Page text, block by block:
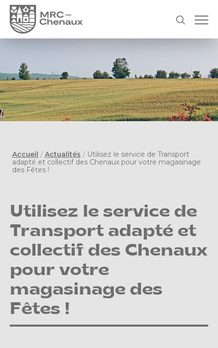
Accueil / Actualités / Utilisez le service de Transport
adapté et collectif des Chenaux pour votre magasinage
des Fêtes !
Utilisez le service de
Transport adapté et
collectif des Chenaux
pour votre
magasinage des
Fêtes !